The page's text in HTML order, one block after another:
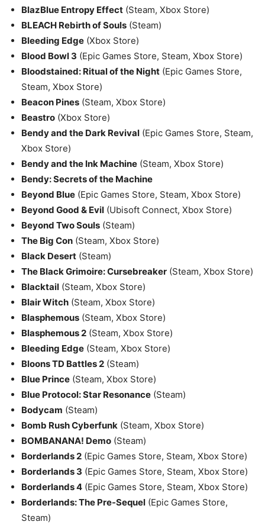
BlazBlue Entropy Effect (Steam, Xbox Store)
BLEACH Rebirth of Souls (Steam)
Bleeding Edge (Xbox Store)
Blood Bowl 3 (Epic Games Store, Steam, Xbox Store)
Bloodstained: Ritual of the Night (Epic Games Store,
Steam, Xbox Store)
Beacon Pines (Steam, Xbox Store)
Beastro (Xbox Store)
Bendy and the Dark Revival (Epic Games Store, Steam,
Xbox Store)
Bendy and the Ink Machine (Steam, Xbox Store)
Bendy: Secrets of the Machine
Beyond Blue (Epic Games Store, Steam, Xbox Store)
Beyond Good & Evil (Ubisoft Connect, Xbox Store)
Beyond Two Souls (Steam)
The Big Con (Steam, Xbox Store)
Black Desert (Steam)
The Black Grimoire: Cursebreaker (Steam, Xbox Store)
Blacktail (Steam, Xbox Store)
Blair Witch (Steam, Xbox Store)
Blasphemous (Steam, Xbox Store)
Blasphemous 2 (Steam, Xbox Store)
Bleeding Edge (Steam, Xbox Store)
Bloons TD Battles 2 (Steam)
Blue Prince (Steam, Xbox Store)
Blue Protocol: Star Resonance (Steam)
Bodycam (Steam)
Bomb Rush Cyberfunk (Steam, Xbox Store)
BOMBANANA! Demo (Steam)
Borderlands 2 (Epic Games Store, Steam, Xbox Store)
Borderlands 3 (Epic Games Store, Steam, Xbox Store)
Borderlands 4 (Epic Games Store, Steam, Xbox Store)
Borderlands: The Pre-Sequel (Epic Games Store,
Steam)